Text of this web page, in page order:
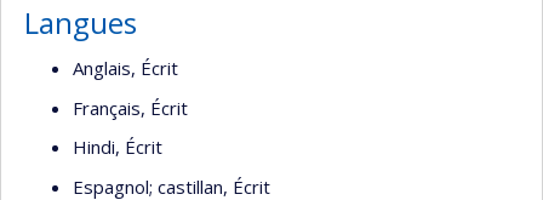
Langues
Anglais, Écrit
Français, Écrit
Hindi, Écrit
Espagnol; castillan, Écrit